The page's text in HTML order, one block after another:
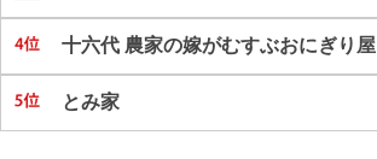
十六代 農家の嫁がむすぶおにぎり屋
とみ家